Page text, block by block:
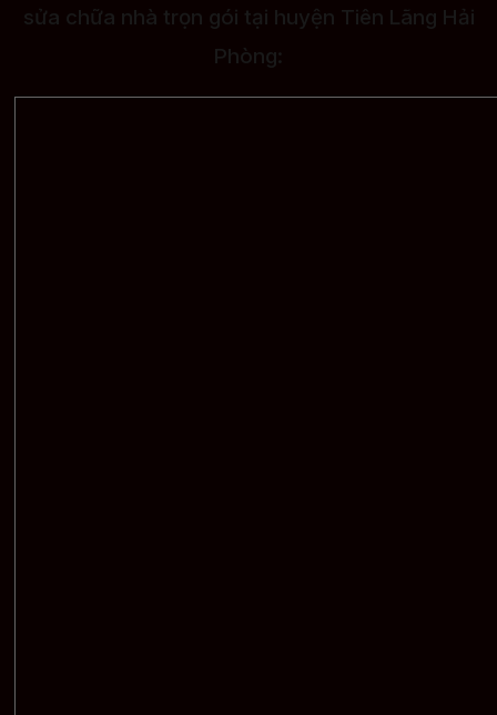
sửa chữa nhà trọn gói tại huyện Tiên Lãng Hải
Phòng: